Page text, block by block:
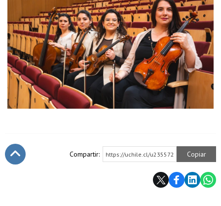
Compartir: https://uchile.cl/u235572 Copiar